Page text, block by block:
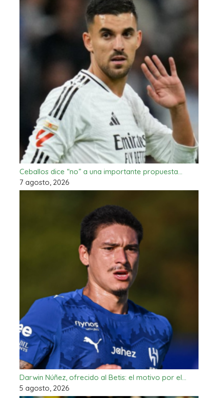
Ceballos dice “no” a una importante propuesta…
7 agosto, 2026
Darwin Núñez, ofrecido al Betis: el motivo por el…
5 agosto, 2026